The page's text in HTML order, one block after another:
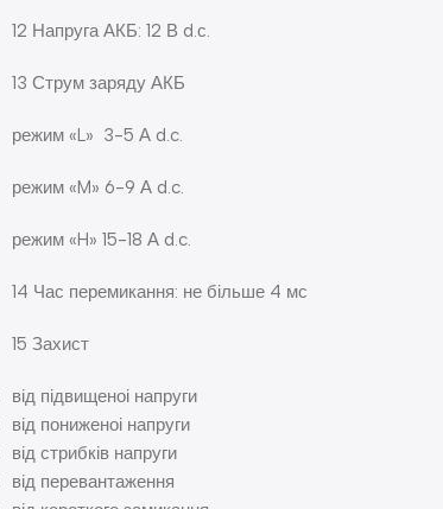
12 Напруга АКБ: 12 В d.с.
13 Струм заряду АКБ
режим «L» 3-5 А d.c.
режим «M» 6-9 А d.c.
режим «H» 15-18 А d.c.
14 Час перемикання: не більше 4 мс
15 Захист
від підвищеноі напруги
від пониженоі напруги
від стрибків напруги
від перевантаження